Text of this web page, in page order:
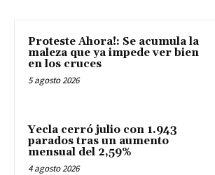
Proteste Ahora!: Se acumula la
maleza que ya impede ver bien
en los cruces
5 agosto 2026
Yecla cerró julio con 1.943
parados tras un aumento
mensual del 2,59%
4 agosto 2026